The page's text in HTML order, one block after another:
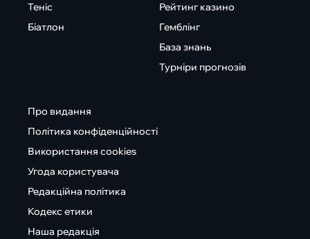
Теніс
Біатлон
Рейтинг казино
Гемблінг
База знань
Турніри прогнозів
Про видання
Політика конфіденційності
Використання cookies
Угода користувача
Редакційна політика
Кодекс етики
Наша редакція